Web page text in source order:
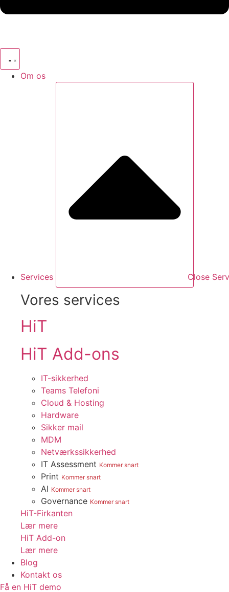
Om os
Services Close
Vores services
HiT
HiT Add-ons
IT-sikkerhed
Teams Telefoni
Cloud & Hosting
Hardware
Sikker mail
MDM
Netværkssikkerhed
IT Assessment Kommer snart
Print Kommer snart
AI Kommer snart
Governance Kommer snart
HiT-Firkanten
Lær mere
HiT Add-on
Lær mere
Blog
Kontakt os
Få en HiT demo